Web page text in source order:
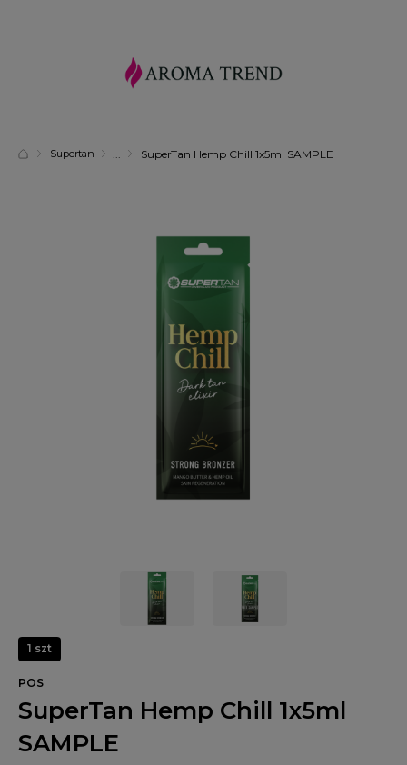
Supertan SuperTan Hemp Chill 1x5ml SAMPLE
1 szt
POS
SuperTan Hemp Chill 1x5ml
SAMPLE